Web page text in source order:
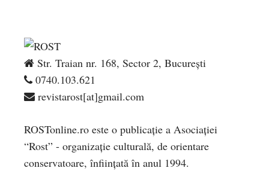
Str. Traian nr. 168, Sector 2, București
0740.103.621
revistarost[at]gmail.com
ROSTonline.ro este o publicaţie a Asociaţiei
“Rost” - organizaţie culturală, de orientare
conservatoare, înfiinţată în anul 1994.